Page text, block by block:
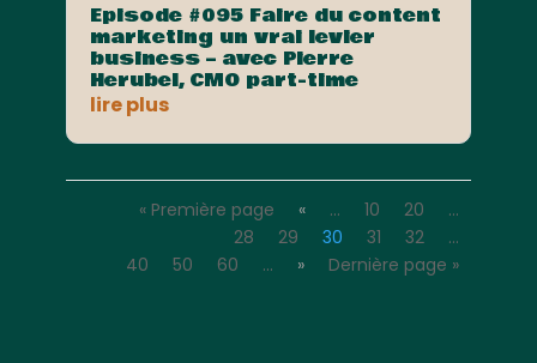
Episode #095 Faire du content
marketing un vrai levier
business – avec Pierre
Herubel, CMO part-time
lire plus
« Première page « … 10 20
…
28
29 30 31 32
…
40
50 60 … » Dernière page »